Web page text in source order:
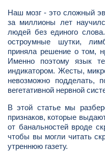
Наш мозг - это сложный
за миллионы лет
людей без единого
остроумные шутки,
приняла решение о том,
Именно поэтому язык
индикатором. Жесты,
невозможно подделать,
вегетативной нервной
В этой статье мы
признаков, которые
от банальностей вроде
чтобы вы могли читать
утреннюю газету.